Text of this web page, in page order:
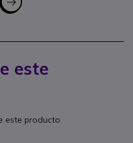
este
este producto